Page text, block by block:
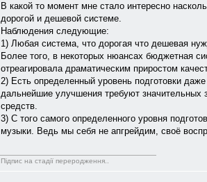
В какой то момент мне стало интересно
дорогой и дешевой системе.
Наблюдения следующие:
1) Любая система, что дорогая что дешевая
Более того, в некоторых нюансах бюджетная
отреагировала драматическим приростом
2) Есть определенный уровень подготовки
дальнейшие улучшения требуют значительных
средств.
3) С того самого определенного уровня
музыки. Ведь мы себя не апгрейдим, своё
Підпис на стадії переродження..